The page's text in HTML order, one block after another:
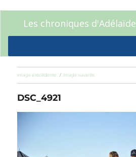
Les chroniques d'Adélaïde
Image précédente Image suivante
DSC_4921